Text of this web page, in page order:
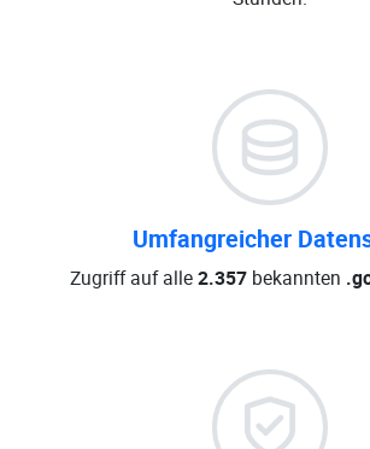
Umfangreicher
Zugriff auf alle2.357 bekannten